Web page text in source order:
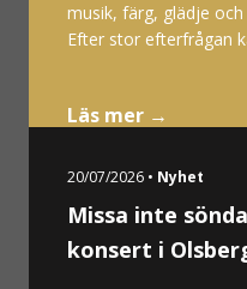
musik, färg, glädje
Efter stor efterfrågan
Läs mer →
20/07/2026 • Nyhet
Missa inte
konsert i